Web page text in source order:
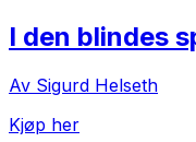
I den blindes
Av Sigurd Helseth
Kjøp her